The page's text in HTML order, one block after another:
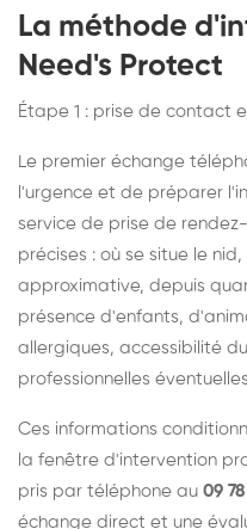
La méthode
Need's Protect
Étape 1 : prise de contact
Le premier échange
l'urgence et de préparer
service de prise de
précises : où se situe le
approximative, depuis
présence d'enfants,
allergiques, accessibilité
professionnelles
Ces informations
la fenêtre d'intervention
pris par téléphone au 09
échange direct et une